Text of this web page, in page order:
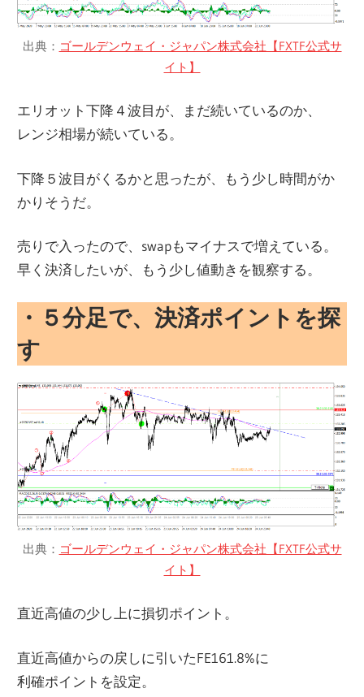
出典： ゴールデンウェイ・ジャパン株式会社【FXTF公式サ
イト】
エリオット下降４波目が、まだ続いているのか、
レンジ相場が続いている。
下降５波目がくるかと思ったが、もう少し時間がか
かりそうだ。
売りで入ったので、swapもマイナスで増えている。
早く決済したいが、もう少し値動きを観察する。
・５分足で、決済ポイントを探
す
出典： ゴールデンウェイ・ジャパン株式会社【FXTF公式サ
イト】
直近高値の少し上に損切ポイント。
直近高値からの戻しに引いたFE161.8%に
利確ポイントを設定。